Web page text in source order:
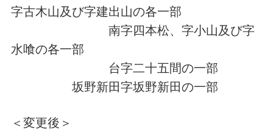
字古木山及び字建出山の各一部
南字四本松、字小山及び字
水喰の各一部
台字二十五間の一部
坂野新田字坂野新田の一部
＜変更後＞